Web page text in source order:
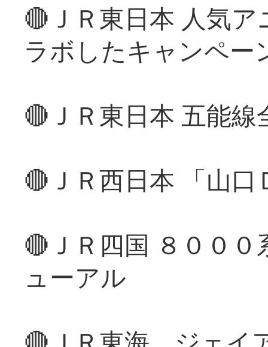
🔴ＪＲ東日本 人気
ラボしたキャンペー
🔴ＪＲ東日本 五能
🔴ＪＲ西日本 「山
🔴ＪＲ四国 ８００
ューアル